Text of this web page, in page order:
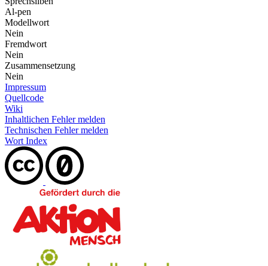
Al-pen
Modellwort
Nein
Fremdwort
Nein
Zusammensetzung
Nein
Impressum
Quellcode
Wiki
Inhaltlichen Fehler melden
Technischen Fehler melden
Wort Index